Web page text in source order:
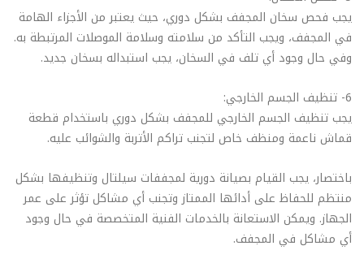
يجب فحص سخان المجفف بشكل دوري، حيث يعتبر من الأجزاء الهامة
في المجفف، ويجب التأكد من سلامته وسلامة الموصلات المرتبطة به.
وفي حال وجود أي تلف في السخان، يجب استبداله بسخان جديد.
6- تنظيف الجسم الخارجي:
يجب تنظيف الجسم الخارجي للمجفف بشكل دوري باستخدام قطعة
قماش ناعمة ومنظف خاص لتجنب تراكم الأتربة والشوائب عليه.
باختصار، يجب القيام بصيانة دورية لمجففات سيلتال وتنظيفها بشكل
منتظم للحفاظ على أدائها الممتاز وتجنب أي مشاكل تؤثر على عمر
الجهاز. ويمكن الاستعانة بالخدمات الفنية المتخصصة في حال وجود
أي مشاكل في المجفف.